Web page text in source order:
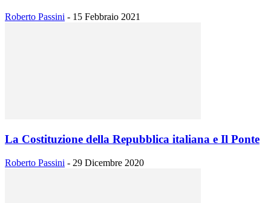
Roberto Passini - 15 Febbraio 2021
La Costituzione della Repubblica italiana e Il Ponte
Roberto Passini - 29 Dicembre 2020